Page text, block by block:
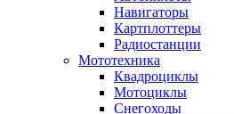
Навигаторы
Картплоттеры
Радиостанции
Мототехника
Квадроциклы
Мотоциклы
Снегоходы